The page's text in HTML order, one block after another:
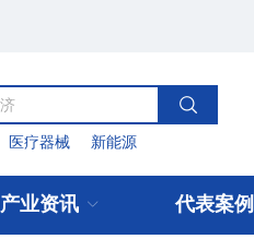
医疗器械 新能源
产业资讯 代表案例